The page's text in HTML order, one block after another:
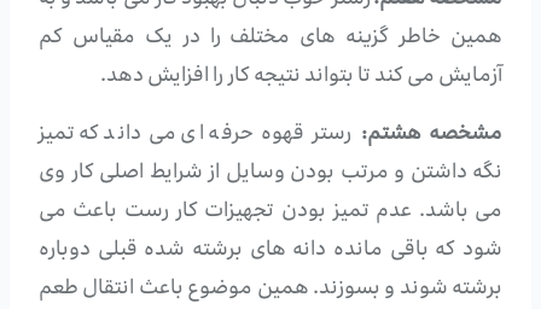
همین خاطر گزینه های مختلف را در یک مقیاس کم
آزمایش می کند تا بتواند نتیجه کار را افزایش دهد.
مشخصه هشتم: رستر قهوه حرفه ای می داند که تمیز
نگه داشتن و مرتب بودن وسایل از شرایط اصلی کار وی
می باشد. عدم تمیز بودن تجهیزات کار رست باعث می
شود که باقی مانده دانه های برشته شده قبلی دوباره
برشته شوند و بسوزند. همین موضوع باعث انتقال طعم